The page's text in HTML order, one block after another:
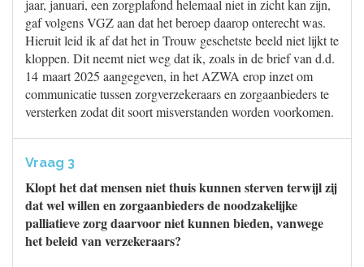
jaar, januari, een zorgplafond helemaal niet in zicht kan zijn,
gaf volgens VGZ aan dat het beroep daarop onterecht was.
Hieruit leid ik af dat het in Trouw geschetste beeld niet lijkt te
kloppen. Dit neemt niet weg dat ik, zoals in de brief van d.d.
14 maart 2025 aangegeven, in het AZWA erop inzet om
communicatie tussen zorgverzekeraars en zorgaanbieders te
versterken zodat dit soort misverstanden worden voorkomen.
Vraag 3
Klopt het dat mensen niet thuis kunnen sterven terwijl zij
dat wel willen en zorgaanbieders de noodzakelijke
palliatieve zorg daarvoor niet kunnen bieden, vanwege
het beleid van verzekeraars?